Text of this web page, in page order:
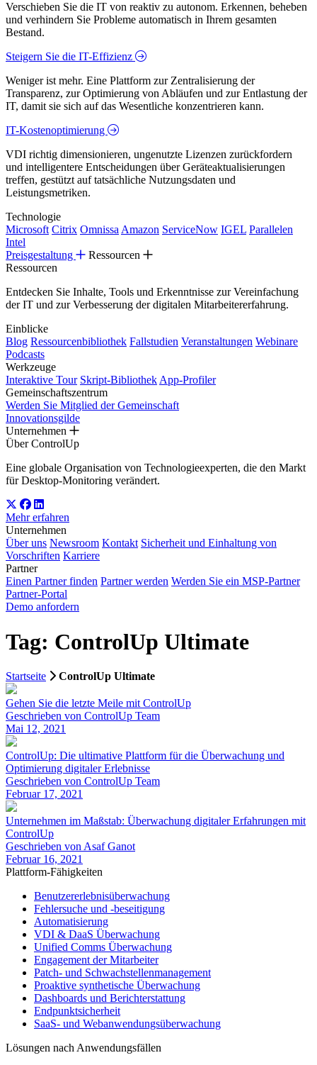
Verschieben Sie die IT von reaktiv zu autonom. Erkennen, beheben
und verhindern Sie Probleme automatisch in Ihrem gesamten
Bestand.
Steigern Sie die IT-Effizienz
Weniger ist mehr. Eine Plattform zur Zentralisierung der
Transparenz, zur Optimierung von Abläufen und zur Entlastung der
IT, damit sie sich auf das Wesentliche konzentrieren kann.
IT-Kostenoptimierung
VDI richtig dimensionieren, ungenutzte Lizenzen zurückfordern
und intelligentere Entscheidungen über Geräteaktualisierungen
treffen, gestützt auf tatsächliche Nutzungsdaten und
Leistungsmetriken.
Technologie
Microsoft Citrix Omnissa Amazon ServiceNow IGEL Parallelen
Intel
Preisgestaltung
Ressourcen
Ressourcen
Entdecken Sie Inhalte, Tools und Erkenntnisse zur Vereinfachung
der IT und zur Verbesserung der digitalen Mitarbeitererfahrung.
Einblicke
Blog Ressourcenbibliothek Fallstudien Veranstaltungen Webinare
Podcasts
Werkzeuge
Interaktive Tour Skript-Bibliothek App-Profiler
Gemeinschaftszentrum
Werden Sie Mitglied der Gemeinschaft
Innovationsgilde
Unternehmen
Über ControlUp
Eine globale Organisation von Technologieexperten, die den Markt
für Desktop-Monitoring verändert.
Mehr erfahren
Unternehmen
Über uns Newsroom Kontakt Sicherheit und Einhaltung von
Vorschriften Karriere
Partner
Einen Partner finden Partner werden Werden Sie ein MSP-Partner
Partner-Portal
Demo anfordern
Tag: ControlUp Ultimate
Startseite ControlUp Ultimate
Gehen Sie die letzte Meile mit ControlUp
Geschrieben von ControlUp Team
Mai 12, 2021
ControlUp: Die ultimative Plattform für die Überwachung und
Optimierung digitaler Erlebnisse
Geschrieben von ControlUp Team
Februar 17, 2021
Unternehmen im Maßstab: Überwachung digitaler Erfahrungen mit
ControlUp
Geschrieben von Asaf Ganot
Februar 16, 2021
Plattform-Fähigkeiten
Benutzererlebnisüberwachung
Fehlersuche und -beseitigung
Automatisierung
VDI & DaaS Überwachung
Unified Comms Überwachung
Engagement der Mitarbeiter
Patch- und Schwachstellenmanagement
Proaktive synthetische Überwachung
Dashboards und Berichterstattung
Endpunktsicherheit
SaaS- und Webanwendungsüberwachung
Lösungen nach Anwendungsfällen